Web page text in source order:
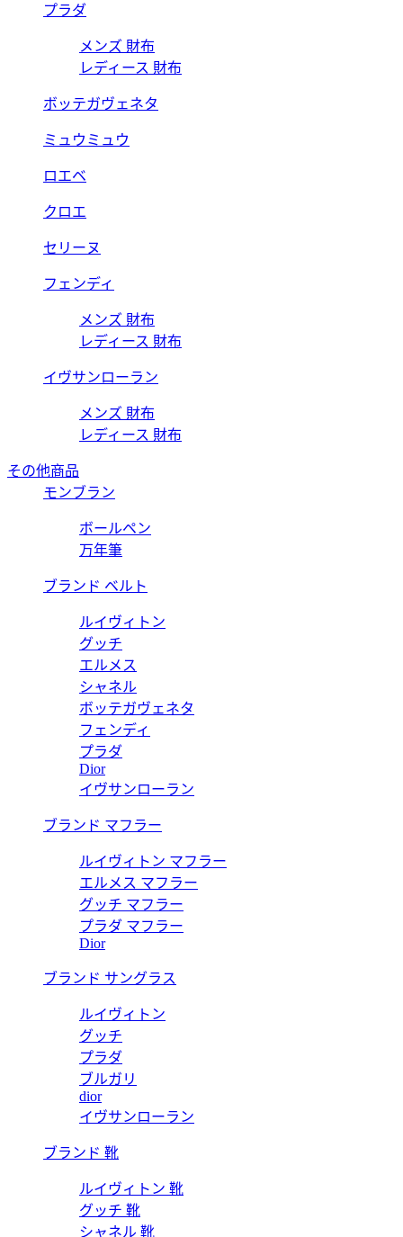
プラダ
メンズ 財布
レディース 財布
ボッテガヴェネタ
ミュウミュウ
ロエベ
クロエ
セリーヌ
フェンディ
メンズ 財布
レディース 財布
イヴサンローラン
メンズ 財布
レディース 財布
その他商品
モンブラン
ボールペン
万年筆
ブランド ベルト
ルイヴィトン
グッチ
エルメス
シャネル
ボッテガヴェネタ
フェンディ
プラダ
Dior
イヴサンローラン
ブランド マフラー
ルイヴィトン マフラー
エルメス マフラー
グッチ マフラー
プラダ マフラー
Dior
ブランド サングラス
ルイヴィトン
グッチ
プラダ
ブルガリ
dior
イヴサンローラン
ブランド 靴
ルイヴィトン 靴
グッチ 靴
シャネル 靴